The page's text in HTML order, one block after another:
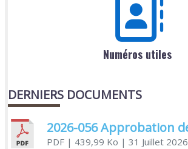
Numéros utiles
DERNIERS DOCUMENTS
PDF| 439,99 Ko | 31 Juillet 2026